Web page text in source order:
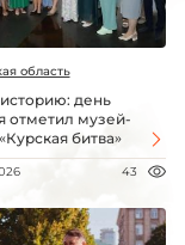
область
день
отметил музей-
битва»
43